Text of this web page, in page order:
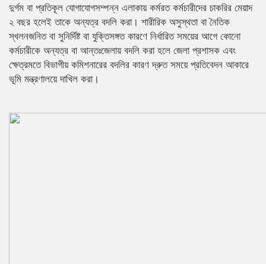
দুর্গম বা প্রতিকূল যোগাযোগসম্পন্ন এলাকায় কর্মরত কর্মচারীদের চাকরির মেয়াদ
২ বছর হলেই তাকে অন্যত্র বদলি করা। শারীরিক অসুস্থতা বা নৈতিক
স্খলনজনিত বা সুনির্দিষ্ট বা যুক্তিসঙ্গত কারণে নির্ধারিত সময়ের আগে কোনো
কর্মচারীকে অন্যত্র বা আন্তঃজেলায় বদলি করা হলে জেলা প্রশাসক এবং
ক্ষেত্রমতে বিভাগীয় কমিশনারের বদলির কারণ দ্রুত সময়ে প্রতিবেদন আকারে
ভূমি মন্ত্রণালয়ে দাখিল করা।